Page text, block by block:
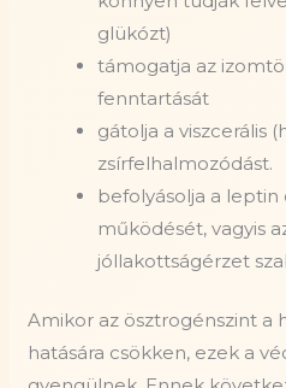
glükózt)
támogatja az
fenntartását
gátolja a viszcerális
zsírfelhalmozódást.
befolyásolja a leptin
működését, vagyis
jóllakottságérzet
Amikor az ösztrogénszint a
hatására csökken, ezek a